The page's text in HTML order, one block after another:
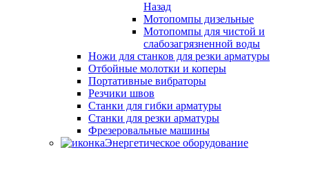
Назад
Мотопомпы дизельные
Мотопомпы для чистой и
слабозагрязненной воды
Ножи для станков для резки арматуры
Отбойные молотки и коперы
Портативные вибраторы
Резчики швов
Станки для гибки арматуры
Станки для резки арматуры
Фрезеровальные машины
Энергетическое оборудование